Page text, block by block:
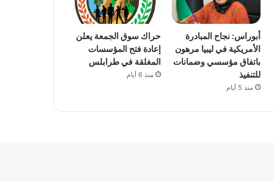
أبوراس: نجاح المبادرة
الأمريكية في ليبيا مرهون
باتفاق مؤسسي وضمانات
للتنفيذ
منذ 5 أيام
حراك سوق الجمعة يعلن
إعادة فتح المؤسسات
المغلقة في طرابلس
منذ 6 أيام